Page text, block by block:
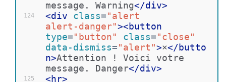
124
125
message. Warning</div>
<div class="alert
alert-danger"><button
type="button" class="close"
data-dismiss="alert">×</butto
n>Attention ! Voici votre
message. Danger</div>
<hr>